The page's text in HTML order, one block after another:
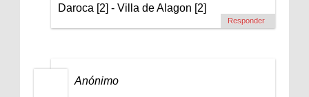
Daroca [2] - Villa de Alagon [2]
Responder
Anónimo